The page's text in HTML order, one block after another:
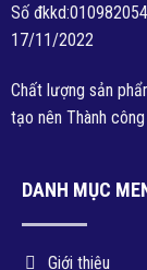
Số
17/11/2022
Chất lượng sản
tạo nên Thành
DANH MỤC
Giới thiệu